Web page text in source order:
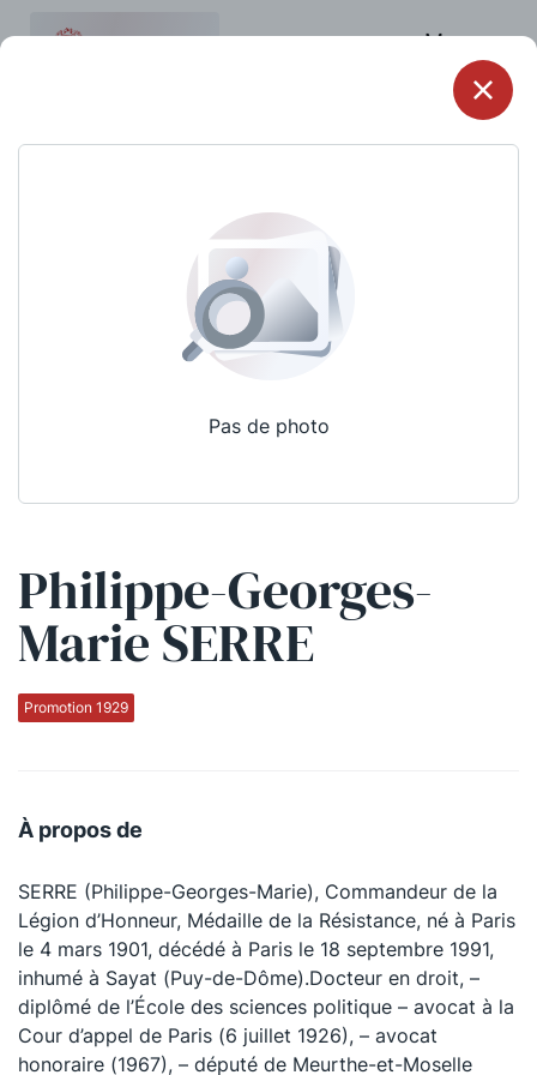
Menu
Pas de photo
Philippe-Georges-
Marie SERRE
Promotion 1929
À propos de
SERRE (Philippe-Georges-Marie), Commandeur de la
Légion d’Honneur, Médaille de la Résistance, né à Paris
le 4 mars 1901, décédé à Paris le 18 septembre 1991,
inhumé à Sayat (Puy-de-Dôme).Docteur en droit, –
diplômé de l’École des sciences politique – avocat à la
Cour d’appel de Paris (6 juillet 1926), – avocat
honoraire (1967), – député de Meurthe-et-Moselle
Qui sommes-nous ?
La Conférence
La défense pénale
Le Concours de la Conférence
La Conférence Berryer
La Petite Conférence